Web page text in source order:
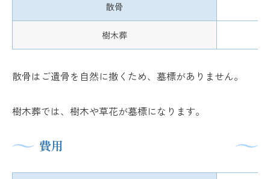
散骨
樹木葬
散骨はご遺骨を自然に撒くため、墓標がありません。
樹木葬では、樹木や草花が墓標になります。
費用